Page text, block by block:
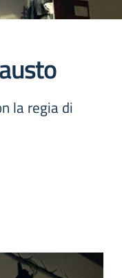
la regia di